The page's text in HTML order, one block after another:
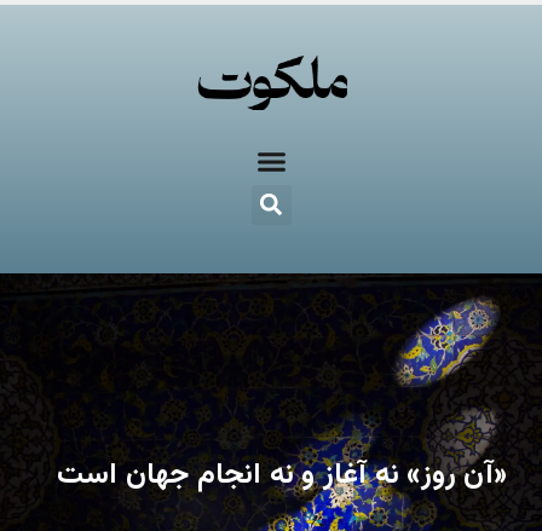
«آن روز» نه آغاز و نه انجام جهان است